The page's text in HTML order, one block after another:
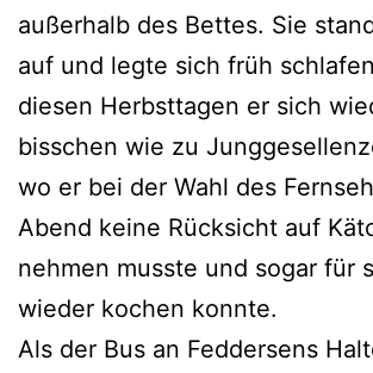
außerhalb des Bettes. Sie
auf und legte sich früh
diesen Herbsttagen er sich
bisschen wie zu
wo er bei der Wahl des
Abend keine Rücksicht auf
nehmen musste und sogar für
wieder kochen konnte.
Als der Bus an Feddersens